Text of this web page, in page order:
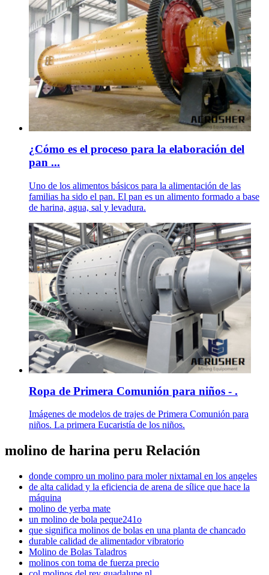
¿Cómo es el proceso para la elaboración del
pan ...
Uno de los alimentos básicos para la alimentación de las
familias ha sido el pan. El pan es un alimento formado a base
de harina, agua, sal y levadura.
Ropa de Primera Comunión para niños - .
Imágenes de modelos de trajes de Primera Comunión para
niños. La primera Eucaristía de los niños.
molino de harina peru Relación
donde compro un molino para moler nixtamal en los angeles
de alta calidad y la eficiencia de arena de sílice que hace la
máquina
molino de yerba mate
un molino de bola peque241o
que significa molinos de bolas en una planta de chancado
durable calidad de alimentador vibratorio
Molino de Bolas Taladros
molinos con toma de fuerza precio